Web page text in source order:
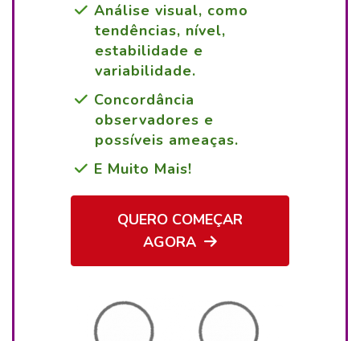
Análise visual, como
tendências, nível,
estabilidade e
variabilidade.
Concordância
observadores e
possíveis ameaças.
E Muito Mais!
QUERO COMEÇAR
AGORA